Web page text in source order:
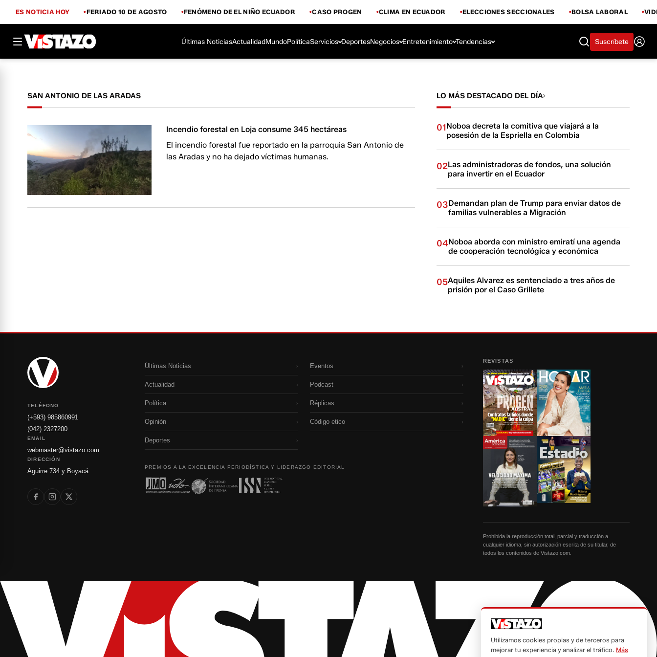
ES NOTICIA HOY FERIADO 10 DE AGOSTO FENÓMENO DE EL NIÑO ECUADOR CASO PROGEN CLIMA EN ECUADOR ELECCIONES SECCIONALES BOLSA LABORAL
Últimas NoticiasActualidadMundoPolíticaServicios DeportesNegocios Entretenimiento Tendencias Suscríbete
SAN ANTONIO DE LAS ARADAS
Incendio forestal en Loja consume 345 hectáreas
El incendio forestal fue reportado en la parroquia San Antonio de
las Aradas y no ha dejado víctimas humanas.
LO MÁS DESTACADO DEL DÍA
01Noboa decreta la comitiva que viajará a la
posesión de la Espriella en Colombia
02Las administradoras de fondos, una solución
para invertir en el Ecuador
03Demandan plan de Trump para enviar datos de
familias vulnerables a Migración
04Noboa aborda con ministro emiratí una agenda
de cooperación tecnológica y económica
05Aquiles Alvarez es sentenciado a tres años de
prisión por el Caso Grillete
TELÉFONO
(+593) 985860991
(042) 2327200
EMAIL
webmaster@vistazo.com
DIRECCIÓN
Aguirre 734 y Boyacá
Últimas Noticias ›
Actualidad ›
Política ›
Opinión ›
Deportes ›
Eventos ›
Podcast ›
Réplicas ›
Código etico ›
PREMIOS A LA EXCELENCIA PERIODÍSTICA Y LIDERAZGO EDITORIAL
REVISTAS
Prohibida la reproducción total, parcial y traducción a
cualquier idioma, sin autorización escrita de su titular, de
todos los contenidos de Vistazo.com.
Utilizamos cookies propias y de terceros para
mejorar tu experiencia y analizar el tráfico. Más